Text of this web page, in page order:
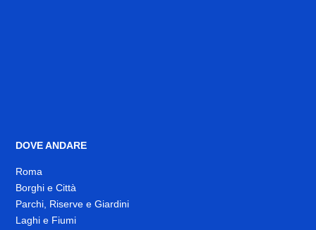
DOVE ANDARE
Roma
Borghi e Città
Parchi, Riserve e Giardini
Laghi e Fiumi